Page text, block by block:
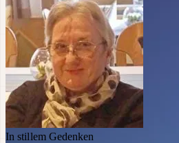
In stillem Gedenken